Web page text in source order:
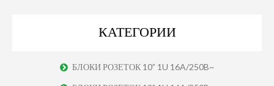
КАТЕГОРИИ
БЛОКИ РОЗЕТОК 10” 1U 16A/250B~